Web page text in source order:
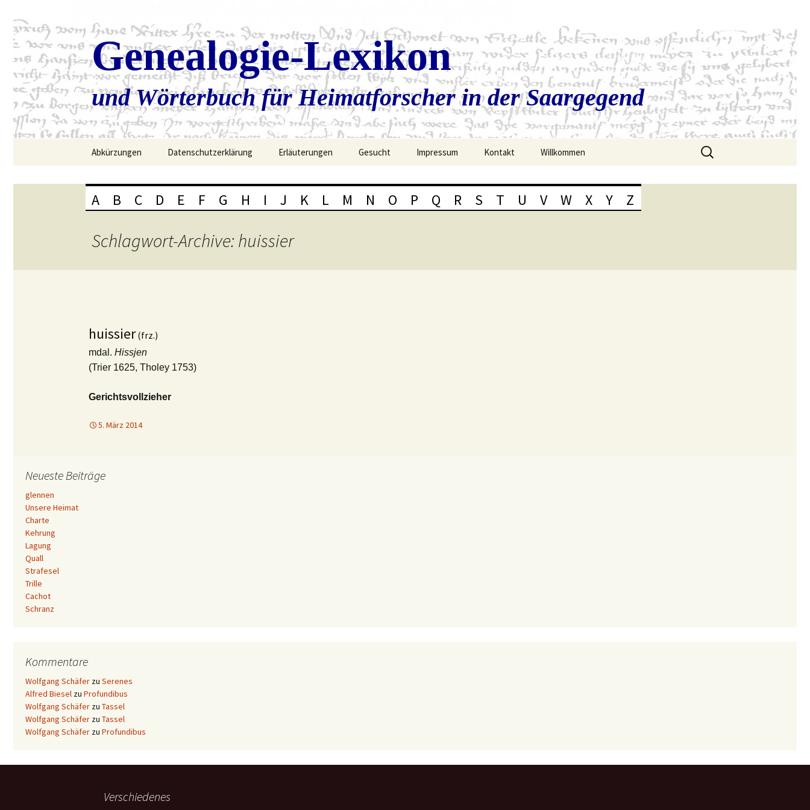
Genealogie-Lexikon
und Wörterbuch für Heimatforscher in der Saargegend
Abkürzungen Datenschutzerklärung Erläuterungen Gesucht Impressum Kontakt Willkommen
Suchen
nach:
A B C D E F G H I J K L M N O P Q R S T U V W X Y Z
Schlagwort-Archive: huissier
huissier(frz.)
mdal. Hissjen
(Trier 1625, Tholey 1753)
Gerichtsvollzieher
5. März 2014
Neueste Beiträge
glennen
Unsere Heimat
Charte
Kehrung
Lagung
Quall
Strafesel
Trille
Cachot
Schranz
Kommentare
Wolfgang Schäfer zu Serenes
Alfred Biesel zu Profundibus
Wolfgang Schäfer zu Tassel
Wolfgang Schäfer zu Tassel
Wolfgang Schäfer zu Profundibus
Verschiedenes